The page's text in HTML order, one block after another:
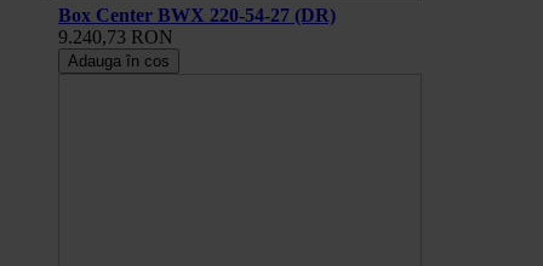
Box Center BWX 220-54-27 (DR)
9.240,73 RON
Adauga în cos